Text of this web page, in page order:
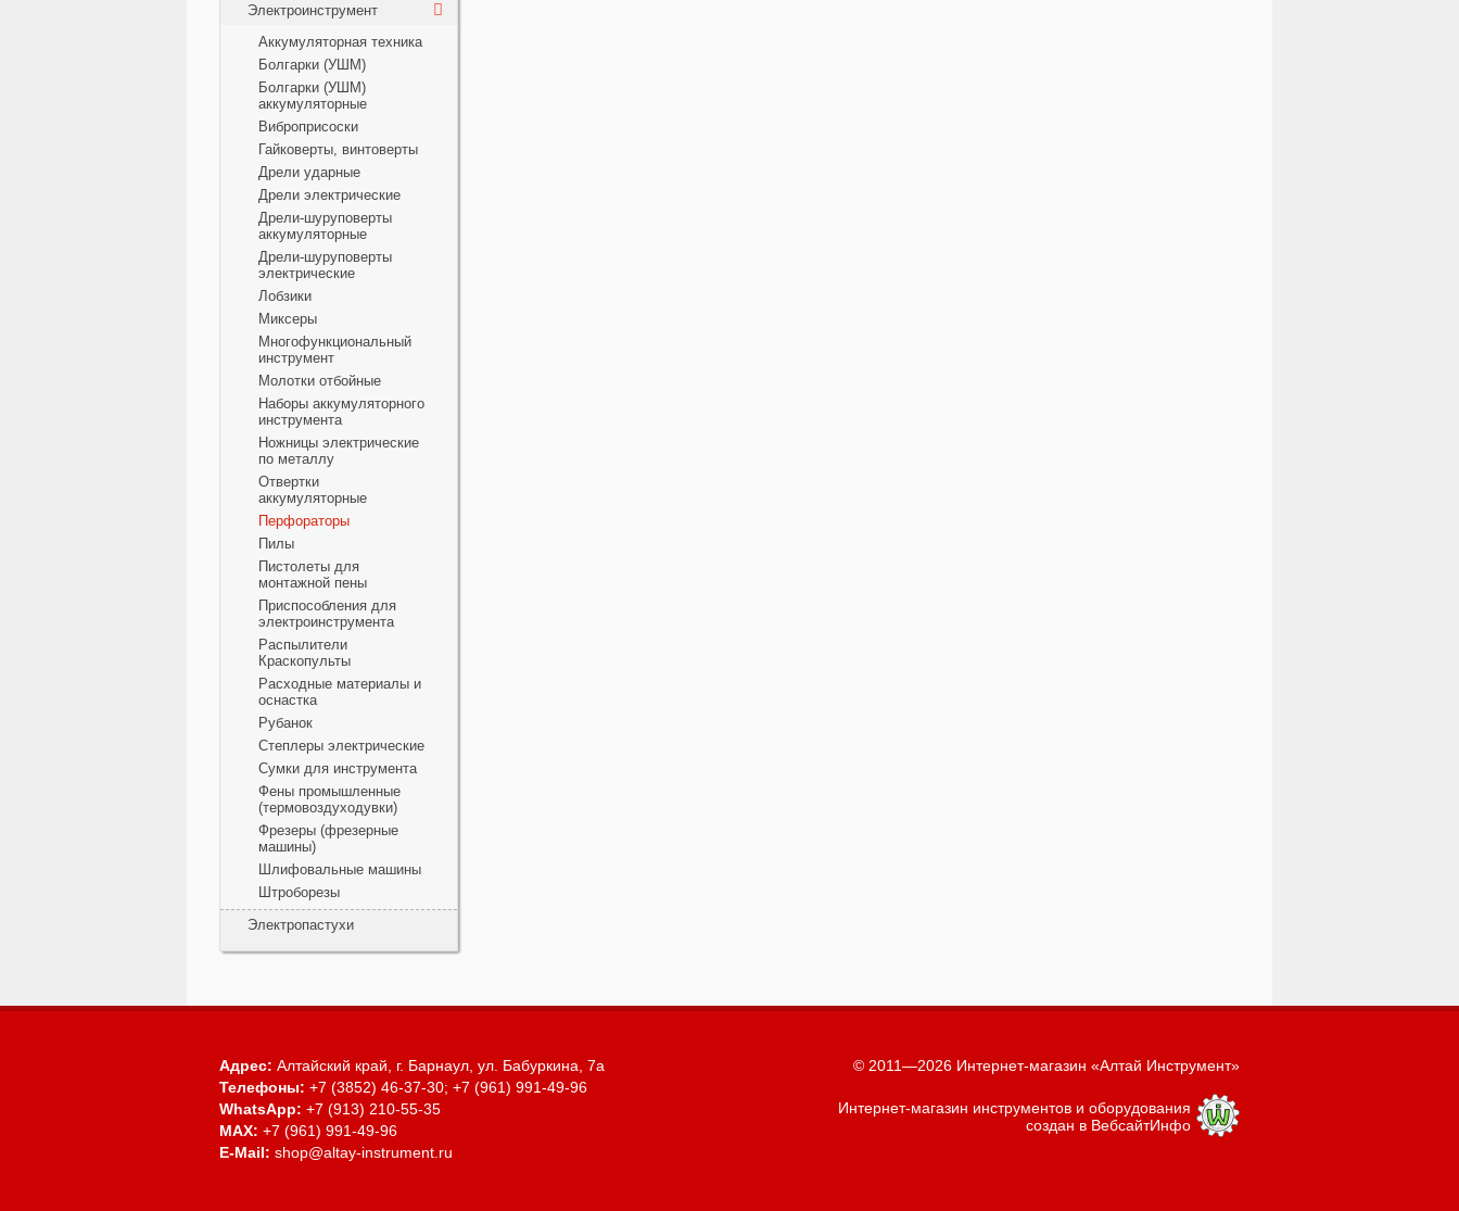
Электроинструмент
Аккумуляторная техника
Болгарки (УШМ)
Болгарки (УШМ)
аккумуляторные
Виброприсоски
Гайковерты, винтоверты
Дрели ударные
Дрели электрические
Дрели-шуруповерты
аккумуляторные
Дрели-шуруповерты
электрические
Лобзики
Миксеры
Многофункциональный
инструмент
Молотки отбойные
Наборы аккумуляторного
инструмента
Ножницы электрические
по металлу
Отвертки
аккумуляторные
Перфораторы
Пилы
Пистолеты для
монтажной пены
Приспособления для
электроинструмента
Распылители
Краскопульты
Расходные материалы и
оснастка
Рубанок
Степлеры электрические
Сумки для инструмента
Фены промышленные
(термовоздуходувки)
Фрезеры (фрезерные
машины)
Шлифовальные машины
Штроборезы
Электропастухи
Адрес: Алтайский край, г. Барнаул, ул. Бабуркина, 7а
Телефоны: +7 (3852) 46-37-30; +7 (961) 991-49-96
WhatsApp: +7 (913) 210-55-35
MAX: +7 (961) 991-49-96
E-Mail: shop@altay-instrument.ru
© 2011—2026 Интернет-магазин «Алтай Инструмент»
Интернет-магазин инструментов и оборудования
создан в ВебсайтИнфо